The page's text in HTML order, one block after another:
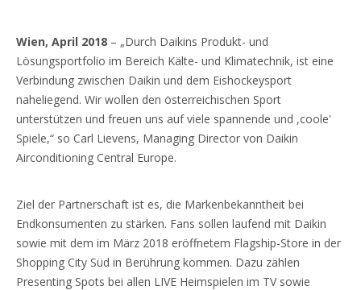
Wien, April 2018 – „Durch Daikins Produkt- und
Lösungsportfolio im Bereich Kälte- und Klimatechnik, ist eine
Verbindung zwischen Daikin und dem Eishockeysport
naheliegend. Wir wollen den österreichischen Sport
unterstützen und freuen uns auf viele spannende und ,coole'
Spiele,“ so Carl Lievens, Managing Director von Daikin
Airconditioning Central Europe.
Ziel der Partnerschaft ist es, die Markenbekanntheit bei
Endkonsumenten zu stärken. Fans sollen laufend mit Daikin
sowie mit dem im März 2018 eröffnetem Flagship-Store in der
Shopping City Süd in Berührung kommen. Dazu zählen
Presenting Spots bei allen LIVE Heimspielen im TV sowie